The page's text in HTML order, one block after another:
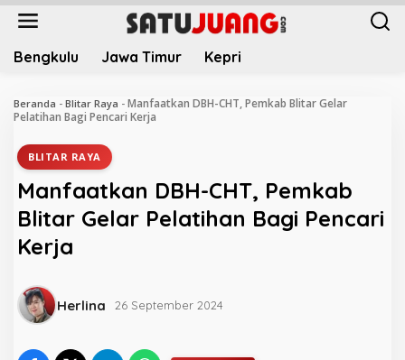
L
Bengkulu Jawa Timur Kepri
Beranda - Blitar Raya - Manfaatkan DBH-CHT, Pemkab Blitar Gelar
Pelatihan Bagi Pencari Kerja
BLITAR RAYA
Manfaatkan DBH-CHT, Pemkab
Blitar Gelar Pelatihan Bagi Pencari
Kerja
Herlina 26 September 2024